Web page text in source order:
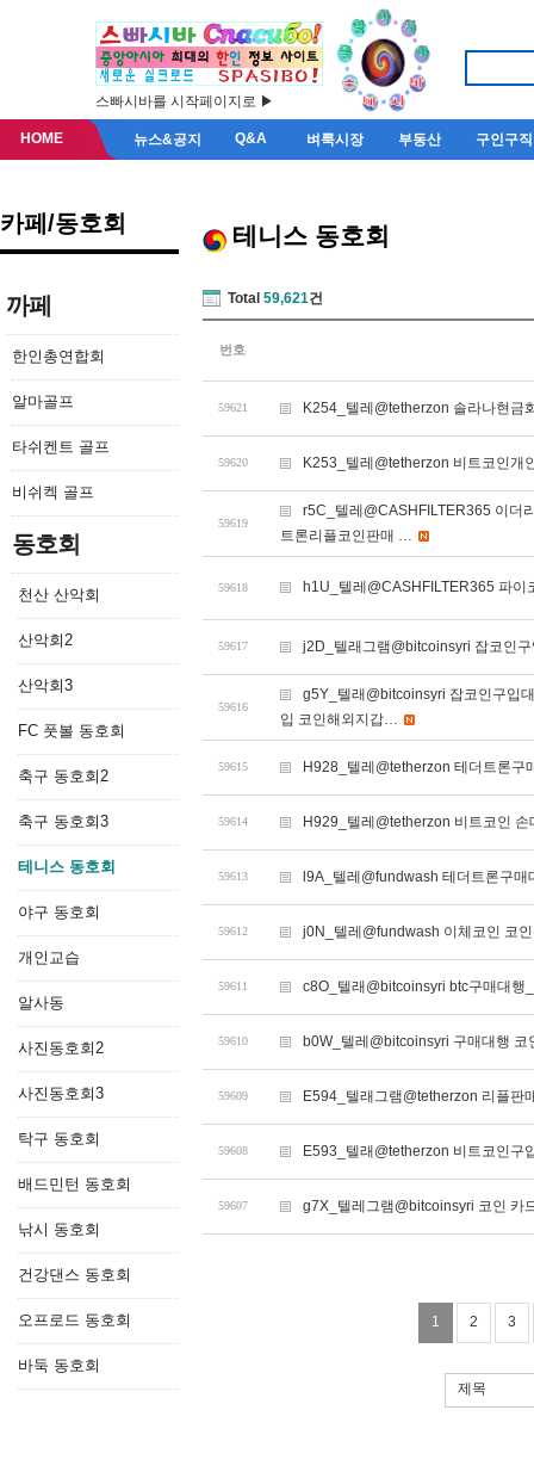
스빠시바를 시작페이지로 ▶
HOME 뉴스&공지 Q&A 벼룩시장 부동산 구인구직
카페/동호회
까페
한인총연합회
알마골프
타쉬켄트 골프
비쉬켁 골프
동호회
천산 산악회
산악회2
산악회3
FC 풋볼 동호회
축구 동호회2
축구 동호회3
테니스 동호회
야구 동호회
개인교습
알사동
사진동호회2
사진동호회3
탁구 동호회
배드민턴 동호회
낚시 동호회
건강댄스 동호회
오프로드 동호회
바둑 동호회
테니스 동호회
Total 59,621건
번호
59621 K254_텔레@tetherzon 솔라나현금
59620 K253_텔레@tetherzon 비트코인개
59619
r5C_텔레@CASHFILTER365 이더
트론리플코인판매 …
59618 h1U_텔레@CASHFILTER365 파이
59617 j2D_텔래그램@bitcoinsyri 잡코인
59616
g5Y_텔래@bitcoinsyri 잡코인구입
입 코인해외지갑…
59615 H928_텔레@tetherzon 테더트론구
59614 H929_텔레@tetherzon 비트코인
59613 l9A_텔레@fundwash 테더트론구매
59612 j0N_텔레@fundwash 이체코인 코
59611 c8O_텔래@bitcoinsyri btc구매대행
59610 b0W_텔레@bitcoinsyri 구매대행 코
59609 E594_텔래그램@tetherzon 리플판
59608 E593_텔래@tetherzon 비트코인구
59607 g7X_텔레그램@bitcoinsyri 코인 카
1 2 3
제목